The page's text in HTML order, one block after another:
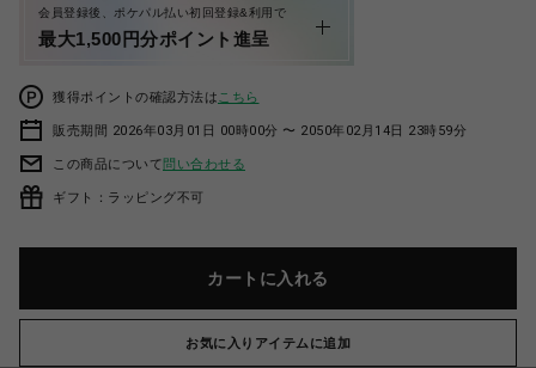
会員登録後、ポケパル払い初回登録&利用で
最大1,500円分ポイント進呈
獲得ポイントの確認方法は こちら
販売期間 2026年03月01日 00時00分 〜 2050年02月14日 23時59分
この商品について問い合わせる
ギフト：ラッピング不可
カートに入れる
お気に入りアイテムに追加